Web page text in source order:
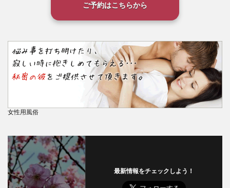
ご予約はこちらから
女性用風俗
最新情報をチェックしよう！